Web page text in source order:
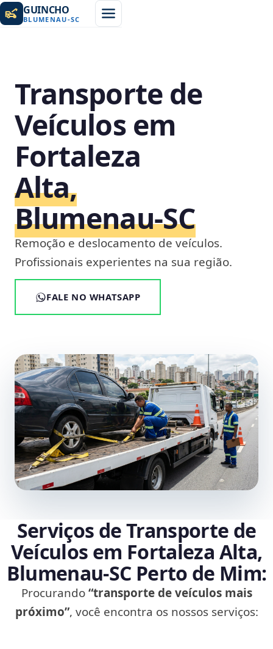
GUINCHO
BLUMENAU-SC
Transporte de
Veículos em
Fortaleza
Alta,
Blumenau‑SC
Remoção e deslocamento de veículos.
Profissionais experientes na sua região.
FALE NO WHATSAPP
Serviços de Transporte de
Veículos em Fortaleza Alta,
Blumenau‑SC Perto de Mim:
Procurando“transporte de veículos mais
próximo”, você encontra os nossos serviços: